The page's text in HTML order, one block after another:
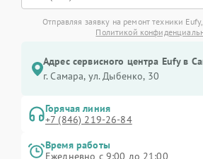
Отправляя заявку на ремонт техники
Политикой
Адрес сервисного центра Eufy в
г. Самара, ул. Дыбенко, 30
Горячая линия
+7 (846) 219-26-84
Время работы
Ежедневно с 9:00 до 21:00